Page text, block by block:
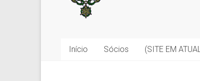
Início Sócios (SITE EM